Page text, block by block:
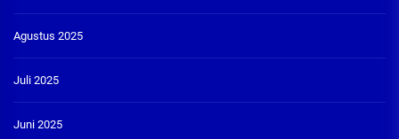
Agustus 2025
Juli 2025
Juni 2025